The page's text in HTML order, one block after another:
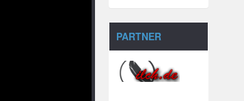
PARTNER